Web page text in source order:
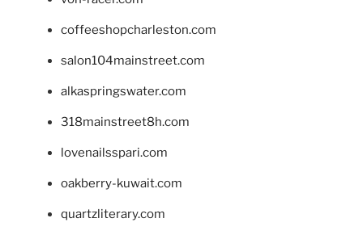
coffeeshopcharleston.com
salon104mainstreet.com
alkaspringswater.com
318mainstreet8h.com
lovenailsspari.com
oakberry-kuwait.com
quartzliterary.com